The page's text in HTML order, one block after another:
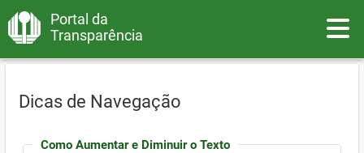
Portal da
Transparência
Dicas de Navegação
Como Aumentar e Diminuir o Texto